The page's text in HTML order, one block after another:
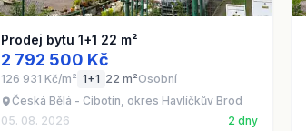
Prodej bytu 1+1 22 m²
2 792 500 Kč
126 931 Kč/m² 1+1 22 m²Osobní
Česká Bělá - Cibotín, okres Havlíčkův Brod
05. 08. 2026
2 dny